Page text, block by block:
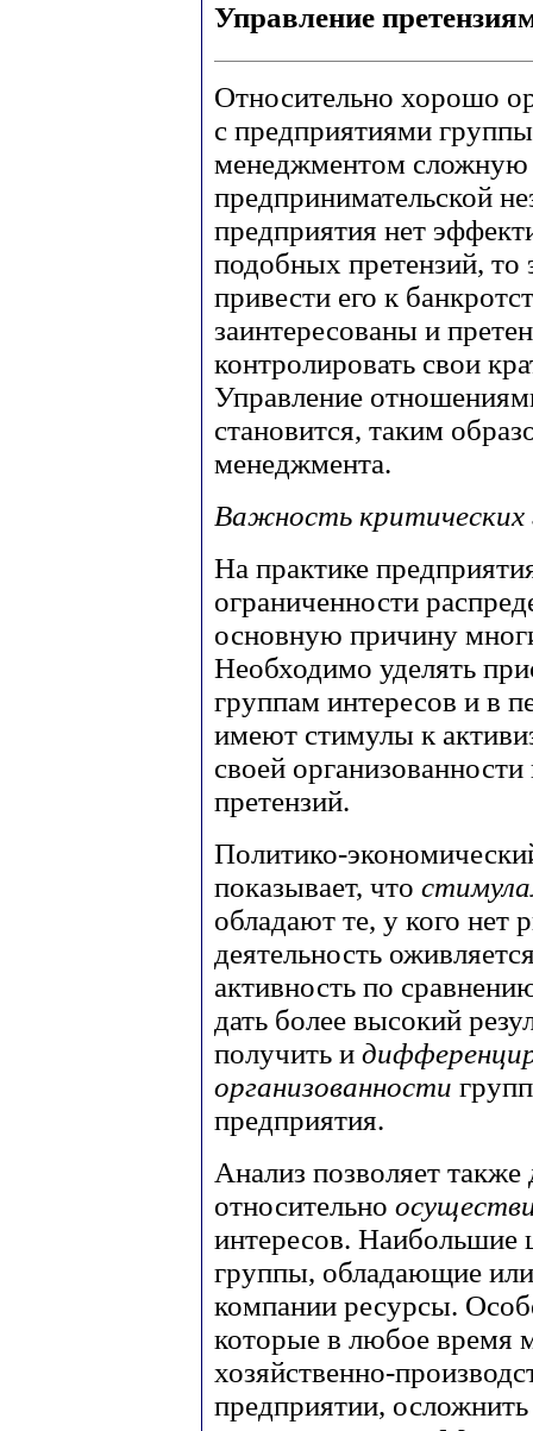
Управление
Относительно хорошо
с предприятиями
менеджментом сложную
предпринимательской
предприятия нет
подобных претензий, то
привести его к
заинтересованы и
контролировать свои
Управление
становится, таким
менеджмента.
Важность критических
На практике
ограниченности
основную причину
Необходимо уделять
группам интересов и в
имеют стимулы к
своей
претензий.
Политико-
показывает, что
обладают те, у кого нет
деятельность
активность по
дать более высокий
получить и
организованности
предприятия.
Анализ позволяет
относительно
интересов.
группы, обладающие
компании ресурсы.
которые в любое время
хозяйственно-
предприятии,